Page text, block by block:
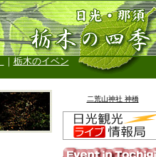
｜ 栃木のイベン
二荒山神社 神橋